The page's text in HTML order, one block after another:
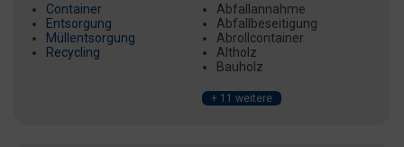
Container
Entsorgung
Müllentsorgung
Recycling
Abfallannahme
Abfallbeseitigung
Abrollcontainer
Altholz
Bauholz
+ 11 weitere